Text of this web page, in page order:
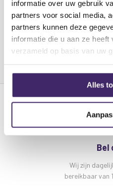
informatie over uw gebruik
partners voor social media,
partners kunnen deze
informatie die u aan ze
verzameld op basis van uw
Alles
een breedte van 1,2 m.
Kenmerken Light stand
stands:
Materiaal: aluminium
Max.
T-Bar: 120 cm
Buisdiameter: 35 –
Gewicht: 16 kg
Lees meer
Bel
Wij zijn
bereikbaar van